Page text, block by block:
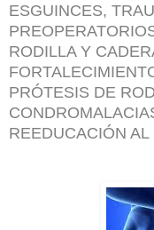
ESGUINCES,
RODILLA Y
PRÓTESIS DE
REEDUCACIÓN